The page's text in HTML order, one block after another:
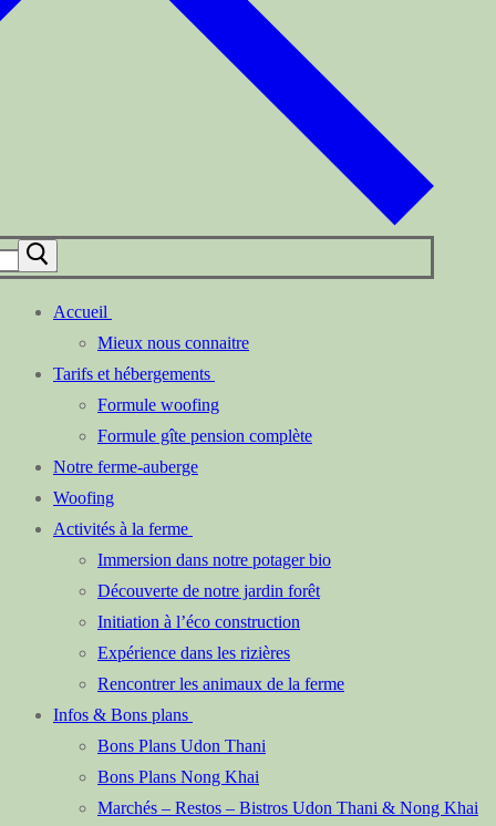
Accueil
Mieux nous connaitre
Tarifs et hébergements
Formule woofing
Formule gîte pension complète
Notre ferme-auberge
Woofing
Activités à la ferme
Immersion dans notre potager bio
Découverte de notre jardin forêt
Initiation à l’éco construction
Expérience dans les rizières
Rencontrer les animaux de la ferme
Infos & Bons plans
Bons Plans Udon Thani
Bons Plans Nong Khai
Marchés – Restos – Bistros Udon Thani & Nong Khai